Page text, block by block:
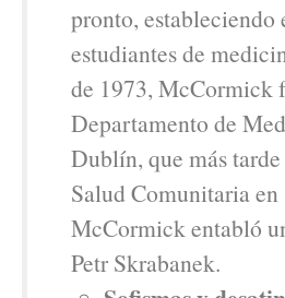
pronto,
estudiantes de
de 1973, McCormick
Departamento de
Dublín, que más
Salud Comunitaria
McCormick entabló
Petr Skrabanek.